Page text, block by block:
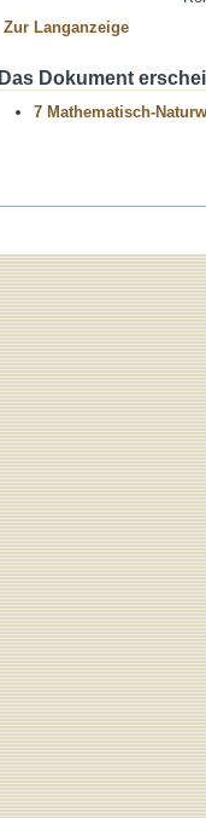
Zur Langanzeige
Das Dokument
7 Mathematisch-